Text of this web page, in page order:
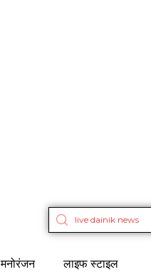
मनोरंजन लाइफ स्टाइल